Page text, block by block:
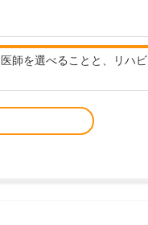
師を選べることと、リハビ